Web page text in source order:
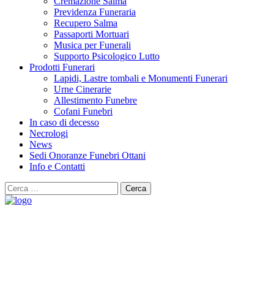
Previdenza Funeraria
Recupero Salma
Passaporti Mortuari
Musica per Funerali
Supporto Psicologico Lutto
Prodotti Funerari
Lapidi, Lastre tombali e Monumenti Funerari
Urne Cinerarie
Allestimento Funebre
Cofani Funebri
In caso di decesso
Necrologi
News
Sedi Onoranze Funebri Ottani
Info e Contatti
Cerca
per: